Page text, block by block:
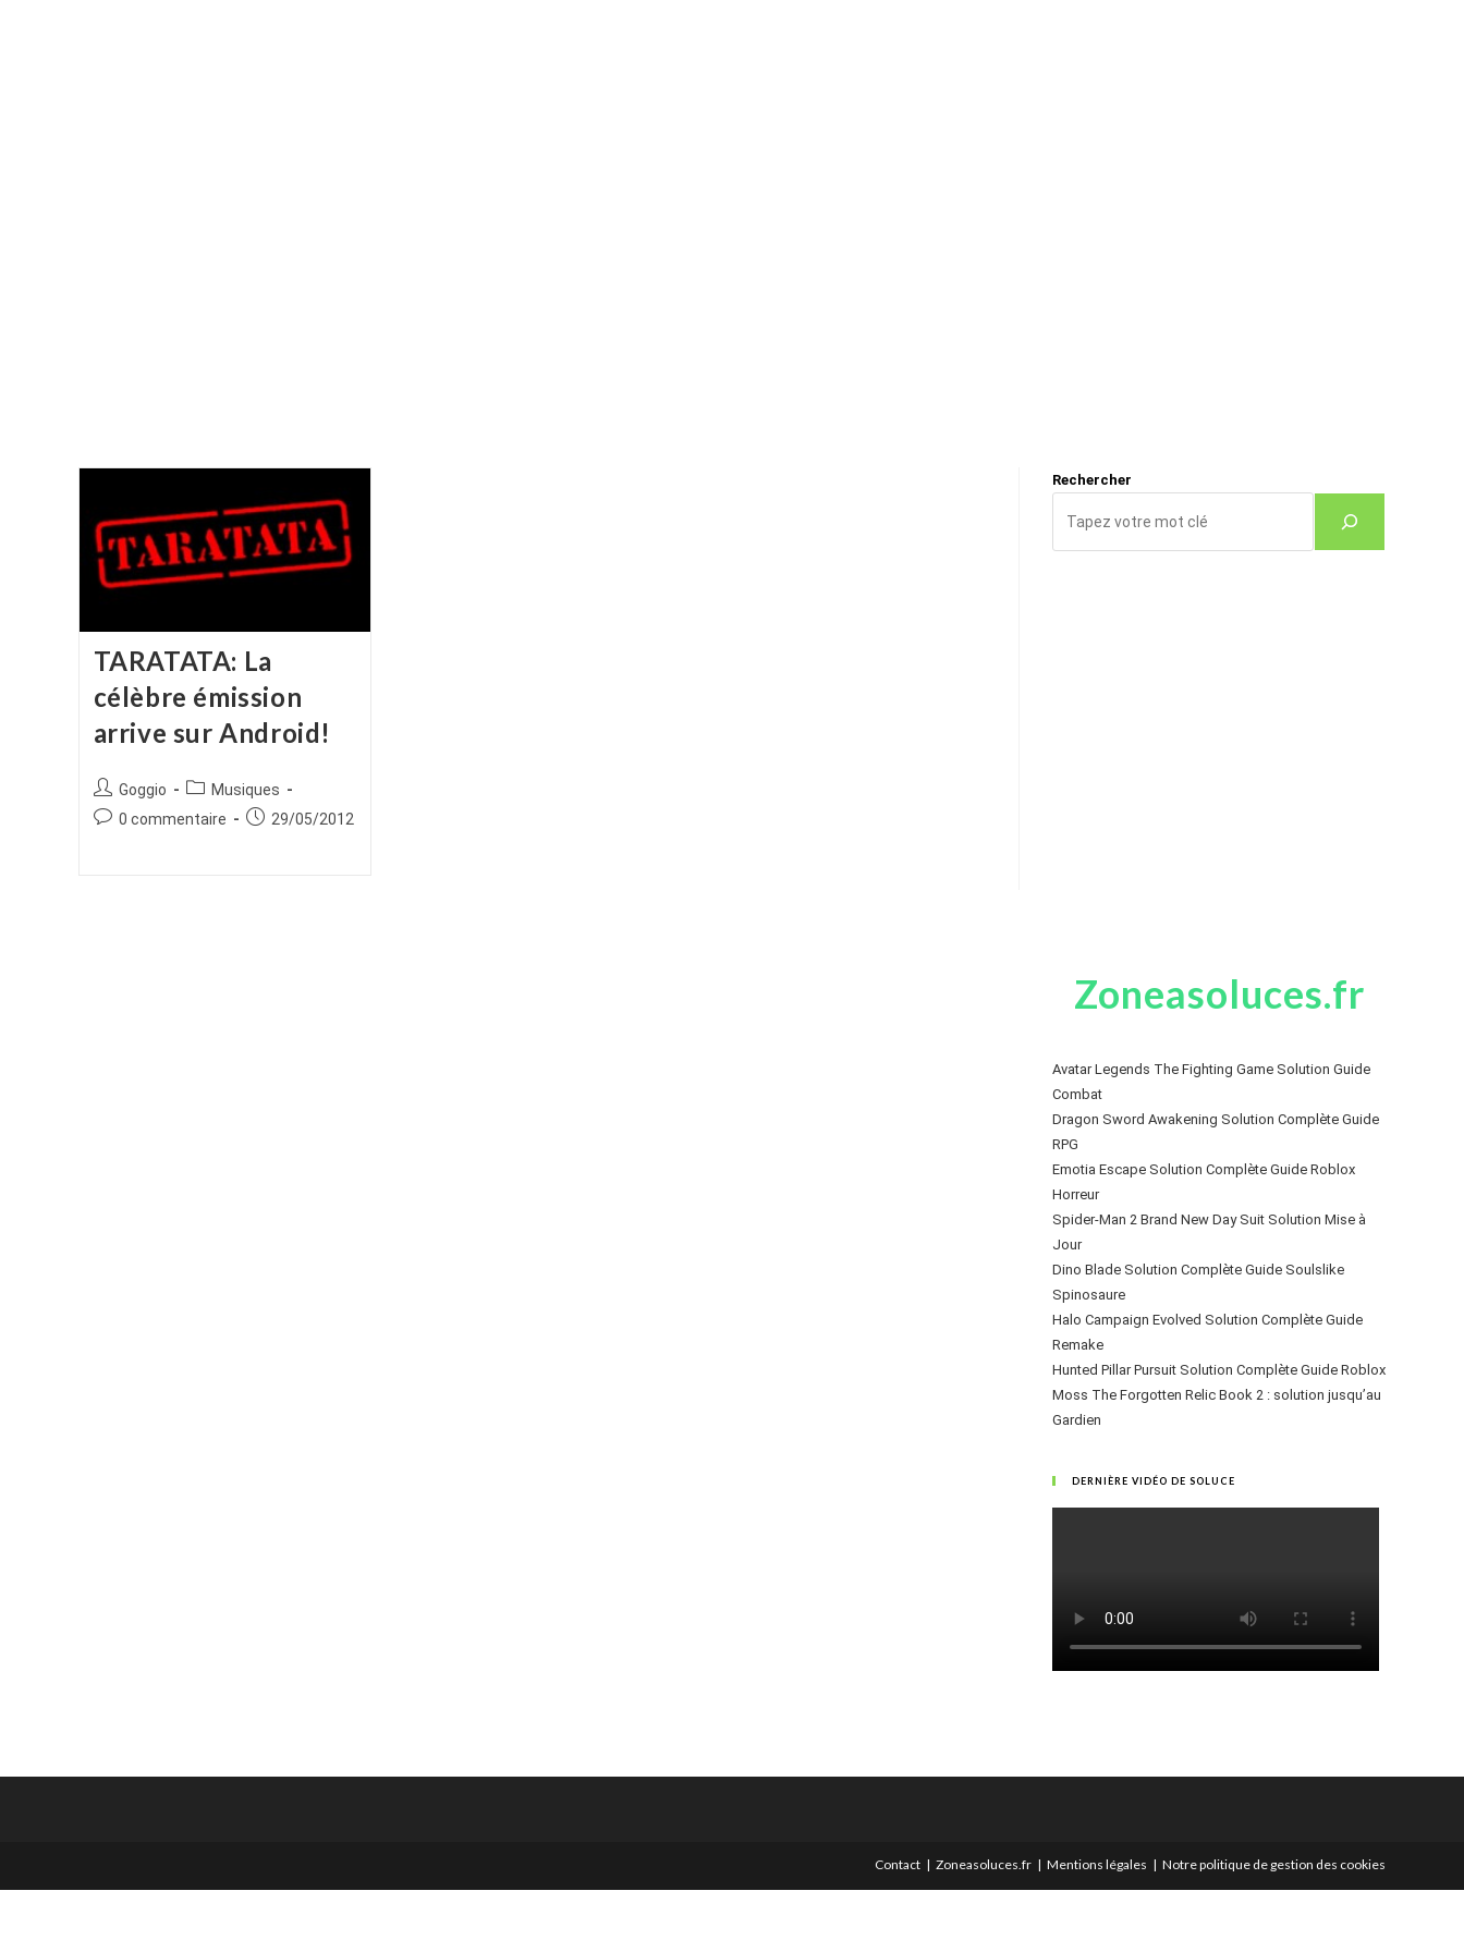
TARATATA: La
célèbre émission
arrive sur Android!
Auteur/autrice
de
Goggio
Post
category:
Musiques
Commentaires
0 commentaire
Publication
29/05/2012
Rechercher
Zoneasoluces.fr
Avatar Legends The Fighting Game Solution Guide
Combat
Dragon Sword Awakening Solution Complète Guide
RPG
Emotia Escape Solution Complète Guide Roblox
Horreur
Spider-Man 2 Brand New Day Suit Solution Mise à
Jour
Dino Blade Solution Complète Guide Soulslike
Spinosaure
Halo Campaign Evolved Solution Complète Guide
Remake
Hunted Pillar Pursuit Solution Complète Guide Roblox
Moss The Forgotten Relic Book 2 : solution jusqu’au
Gardien
DERNIÈRE VIDÉO DE SOLUCE
Contact Zoneasoluces.fr Mentions légales Notre politique de gestion des cookies